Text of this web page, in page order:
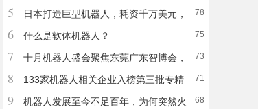
行：3分钟即可完成加油
78
5
日本打造巨型机器人，耗资千万美元，
如今怎样了？
75
6 什么是软体机器人？
73
7
十月机器人盛会聚焦东莞广东智博会，
300余家品牌厂商诠释“让智造更智慧”
71
8
133家机器人相关企业入榜第三批专精
特新“小巨人”企业
68
9
机器人发展至今不足百年，为何突然火